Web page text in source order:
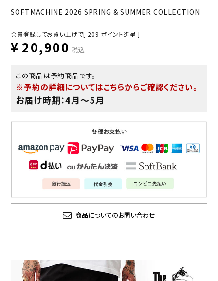
SOFTMACHINE 2026 SPRING & SUMMER COLLECTION
会員登録してお買い上げで[ 209 ポイント進呈 ]
¥ 20,900 税込
この商品は予約商品です。
※予約の詳細についてはこちらからご確認ください。
お届け時期：4月〜5月
商品についてのお問い合わせ